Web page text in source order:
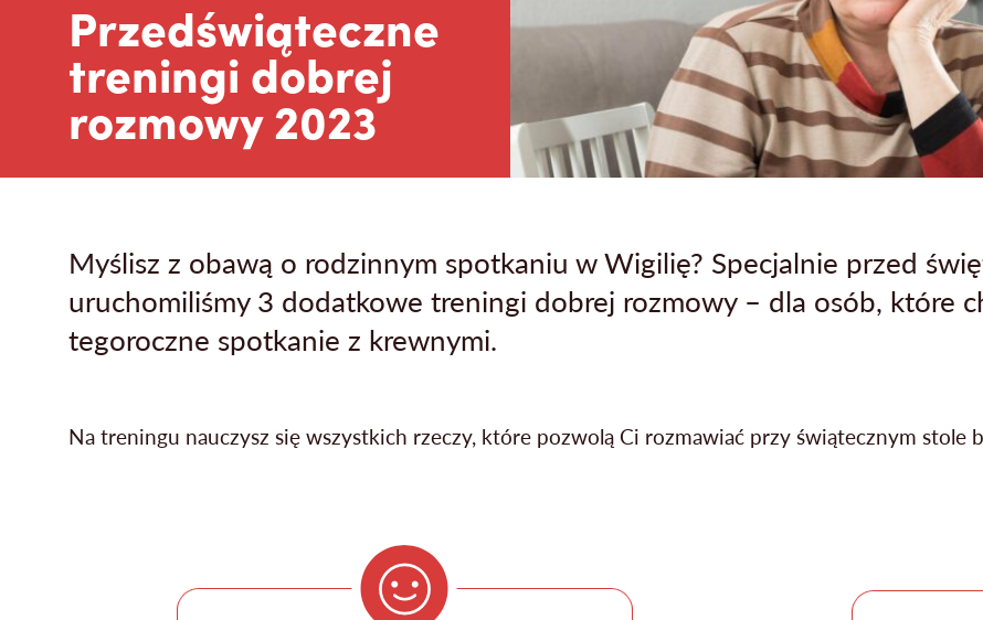
Przedświąteczne
treningi dobrej
rozmowy 2023
Myślisz z obawą o rodzinnym spotkaniu w Wigilię? Specjalnie przed
uruchomiliśmy 3 dodatkowe treningi dobrej rozmowy – dla osób, które
tegoroczne spotkanie z krewnymi.
Na treningu nauczysz się wszystkich rzeczy, które pozwolą Ci rozmawiać przy świątecznym stole